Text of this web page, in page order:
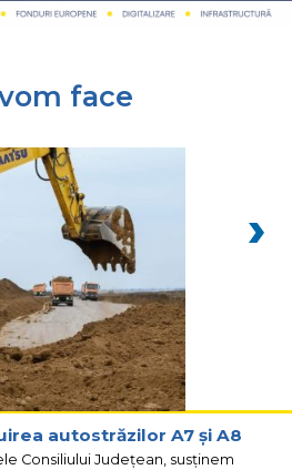
face
autostrăzilor A7 și A8
Consiliului Județean, susținem